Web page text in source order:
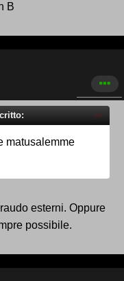
B
matusalemme
esterni. Oppure
possibile.